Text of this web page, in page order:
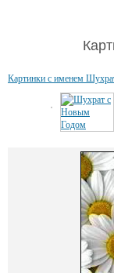
Картинки с именем